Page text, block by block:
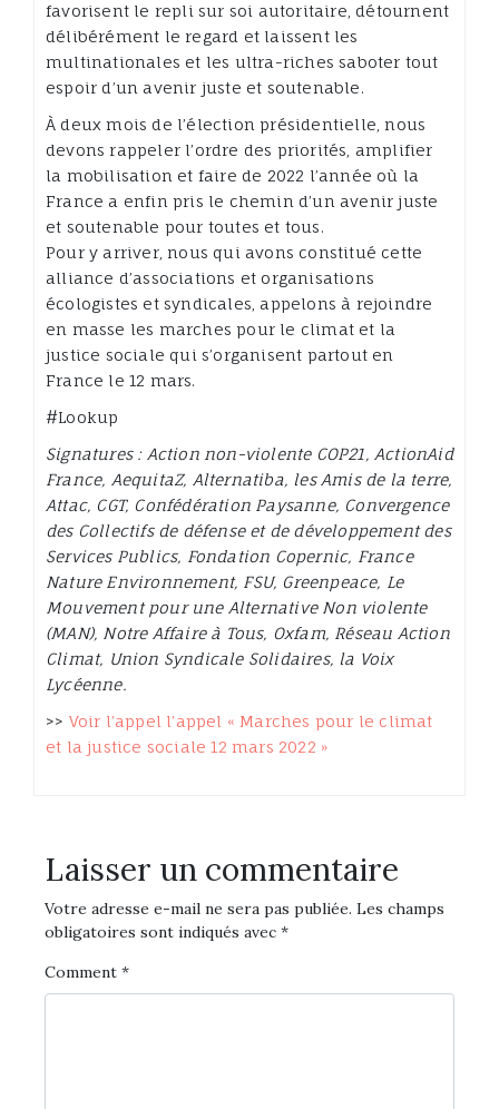
favorisent le repli sur soi autoritaire, détournent
délibérément le regard et laissent les
multinationales et les ultra-riches saboter tout
espoir d’un avenir juste et soutenable.
À deux mois de l’élection présidentielle, nous
devons rappeler l’ordre des priorités, amplifier
la mobilisation et faire de 2022 l’année où la
France a enfin pris le chemin d’un avenir juste
et soutenable pour toutes et tous.
Pour y arriver, nous qui avons constitué cette
alliance d’associations et organisations
écologistes et syndicales, appelons à rejoindre
en masse les marches pour le climat et la
justice sociale qui s’organisent partout en
France le 12 mars.
#Lookup
Signatures : Action non-violente COP21, ActionAid
France, AequitaZ, Alternatiba, les Amis de la terre,
Attac, CGT, Confédération Paysanne, Convergence
des Collectifs de défense et de développement des
Services Publics, Fondation Copernic, France
Nature Environnement, FSU, Greenpeace, Le
Mouvement pour une Alternative Non violente
(MAN), Notre Affaire à Tous, Oxfam, Réseau Action
Climat, Union Syndicale Solidaires, la Voix
Lycéenne.
>> Voir l’appel l’appel « Marches pour le climat
et la justice sociale 12 mars 2022 »
Laisser un commentaire
Votre adresse e-mail ne sera pas publiée. Les champs
obligatoires sont indiqués avec *
Comment *